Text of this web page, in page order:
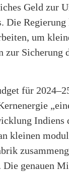
Geld zur
Die
um
Sicherung
für
Indiens
kleinen
Die genauen